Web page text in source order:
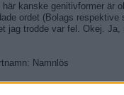
här kanske genitivformer är
ordet (Bolags
jag trodde var fel. Okej.
Namnlös